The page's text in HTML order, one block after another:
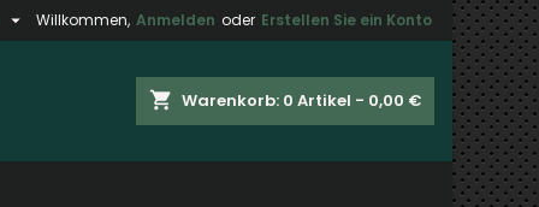
Willkommen, Anmelden oder Erstellen Sie ein Konto

shopping_cart Warenkorb: 0 Artikel - 0,00 €